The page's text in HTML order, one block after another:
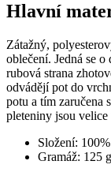
Hlavní
Zátažný,
oblečení. Jedná se
rubová strana
odvádějí pot do
potu a tím zaručena
pleteniny jsou velice
Složení:
Gramáž: 125